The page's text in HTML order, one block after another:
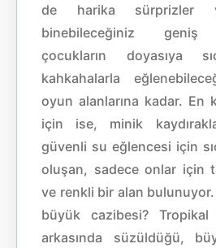
de harika sürprizler
binebileceğiniz geniş
çocukların doyasıya
kahkahalarla
oyun alanlarına kadar. En
için ise, minik
güvenli su eğlencesi için
oluşan, sadece onlar için
ve renkli bir alan bulunuyor.
büyük cazibesi? Tropikal
arkasında süzüldüğü,